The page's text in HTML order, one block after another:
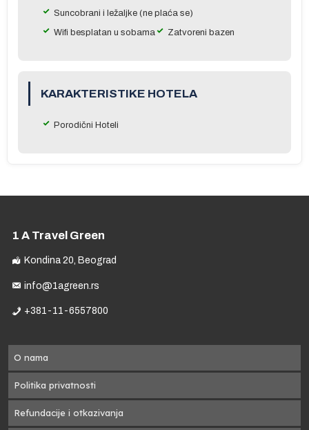
Suncobrani i ležaljke (ne plaća se)
Wifi besplatan u sobama
Zatvoreni bazen
KARAKTERISTIKE HOTELA
Porodični Hoteli
1 A Travel Green
Kondina 20, Beograd
info@1agreen.rs
+381-11-6557800
O nama
Politika privatnosti
Refundacije i otkazivanja